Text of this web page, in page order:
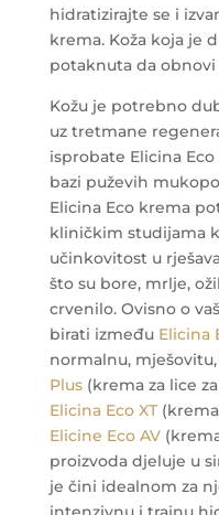
hidratizirajte se i
krema. Koža koja je
potaknuta da
Kožu je potrebno
uz tretmane
isprobate Elicina
bazi puževih
Elicina Eco krema
kliničkim studijama
učinkovitost u
što su bore, mrlje,
crvenilo. Ovisno o
birati između Elicina
normalnu,
Plus(krema za lice
Elicina Eco XT(krema
Elicine Eco AV
proizvoda djeluje u
je čini idealnom za